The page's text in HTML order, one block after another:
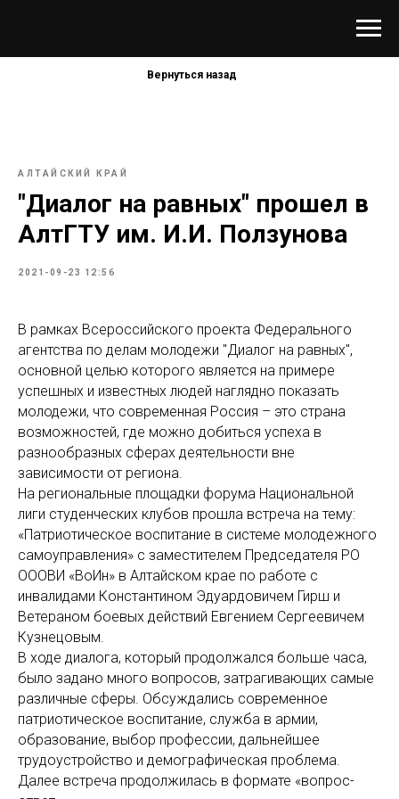
Вернуться назад
АЛТАЙСКИЙ КРАЙ
"Диалог на равных" прошел в
АлтГТУ им. И.И. Ползунова
2021-09-23 12:56
В рамках Всероссийского проекта Федерального
агентства по делам молодежи "Диалог на равных",
основной целью которого является на примере
успешных и известных людей наглядно показать
молодежи, что современная Россия – это страна
возможностей, где можно добиться успеха в
разнообразных сферах деятельности вне
зависимости от региона.
На региональные площадки форума Национальной
лиги студенческих клубов прошла встреча на тему:
«Патриотическое воспитание в системе молодежного
самоуправления» с заместителем Председателя РО
ОООВИ «ВоИн» в Алтайском крае по работе с
инвалидами Константином Эдуардовичем Гирш и
Ветераном боевых действий Евгением Сергеевичем
Кузнецовым.
В ходе диалога, который продолжался больше часа,
было задано много вопросов, затрагивающих самые
различные сферы. Обсуждались современное
патриотическое воспитание, служба в армии,
образование, выбор профессии, дальнейшее
трудоустройство и демографическая проблема.
Далее встреча продолжилась в формате «вопрос-